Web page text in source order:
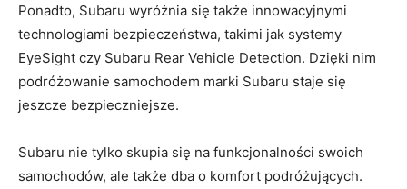
Ponadto, Subaru⁢ wyróżnia się także innowacyjnymi⁤
technologiami ⁢bezpieczeństwa,⁢ takimi jak systemy
⁢EyeSight czy ​Subaru Rear Vehicle Detection. Dzięki nim
podróżowanie samochodem marki ​Subaru ⁣staje się
jeszcze ⁤bezpieczniejsze.
Subaru nie ⁣tylko ⁤skupia⁤ się na⁣ funkcjonalności swoich‌
samochodów, ale także dba o​ komfort podróżujących.